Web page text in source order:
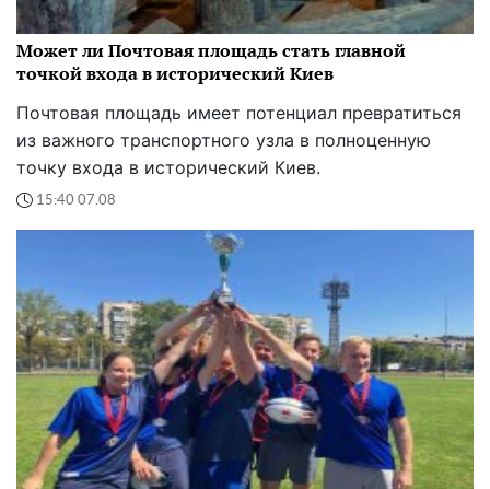
Может ли Почтовая площадь стать главной
точкой входа в исторический Киев
Почтовая площадь имеет потенциал превратиться
из важного транспортного узла в полноценную
точку входа в исторический Киев.
15:40 07.08